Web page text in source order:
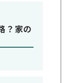
？家の